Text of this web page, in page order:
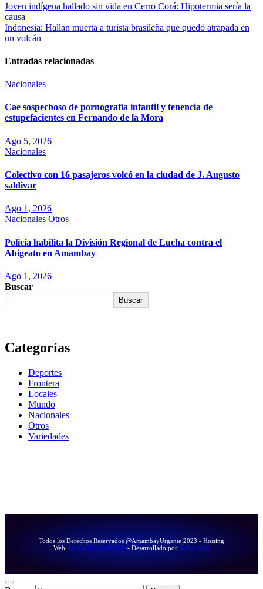
Joven indígena hallado sin vida en Cerro Corá: Hipotermia sería la
causa
Indonesia: Hallan muerta a turista brasileña que quedó atrapada en
un volcán
Entradas relacionadas
Nacionales
Cae sospechoso de pornografía infantil y tenencia de
estupefacientes en Fernando de la Mora
Ago 5, 2026
Nacionales
Colectivo con 16 pasajeros volcó en la ciudad de J. Augusto
saldivar
Ago 1, 2026
Nacionales Otros
Policía habilita la División Regional de Lucha contra el
Abigeato en Amambay
Ago 1, 2026
Buscar
Buscar
Categorías
Deportes
Frontera
Locales
Mundo
Nacionales
Otros
Variedades
Todos los Derechos Reservados @AmambayUrgente 2023 - Hosting
Web: HostingBaratoOnline- Desarrollado por: RikkySanz